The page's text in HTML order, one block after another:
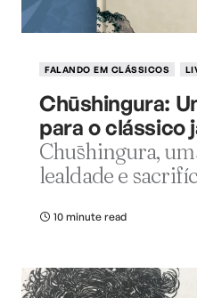
FALANDO EM CLÁSSICOS
Chūshingura:
para o clássico
Chūshingura,
lealdade e
10 minute read